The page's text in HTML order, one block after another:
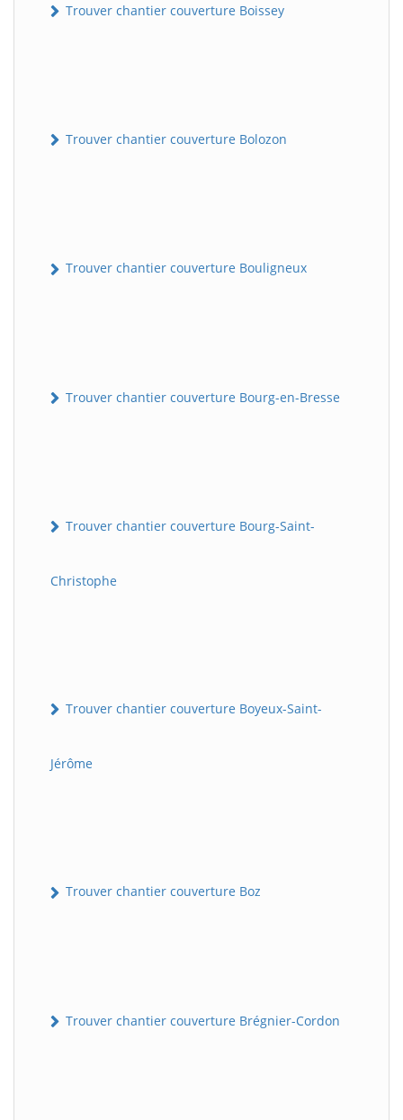
Trouver chantier couverture Boissey
Trouver chantier couverture Bolozon
Trouver chantier couverture Bouligneux
Trouver chantier couverture Bourg-en-Bresse
Trouver chantier couverture Bourg-Saint-
Christophe
Trouver chantier couverture Boyeux-Saint-
Jérôme
Trouver chantier couverture Boz
Trouver chantier couverture Brégnier-Cordon